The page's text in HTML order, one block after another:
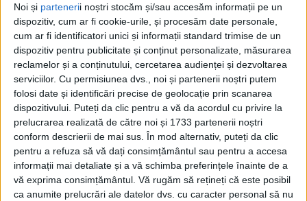
Noi și partenerii noștri stocăm și/sau accesăm informații pe un
dispozitiv, cum ar fi cookie-urile, și procesăm date personale,
cum ar fi identificatori unici și informații standard trimise de un
dispozitiv pentru publicitate și conținut personalizate, măsurarea
reclamelor și a conținutului, cercetarea audienței și dezvoltarea
serviciilor. Cu permisiunea dvs., noi și partenerii noștri putem
folosi date și identificări precise de geolocație prin scanarea
dispozitivului. Puteți da clic pentru a vă da acordul cu privire la
prelucrarea realizată de către noi și 1733 partenerii noștri
conform descrierii de mai sus. În mod alternativ, puteți da clic
pentru a refuza să vă dați consimțământul sau pentru a accesa
informații mai detaliate și a vă schimba preferințele înainte de a
vă exprima consimțământul. Vă rugăm să rețineți că este posibil
ca anumite prelucrări ale datelor dvs. cu caracter personal să nu
spital ca mărime din județul Suceava, primarul
Bogdan Loghin a declarat: ”Avem prime de instalare și
avem apartamente pentru medicii rezidenți. Din
punctul ăsta de vedere stăm extrem de bine și vă
spun că s-au reglat foarte multe problemele. La un
moment dat știți că s-a închis Secția de Psihiatrie. S-
au rezolvat problemele cu directorul ăla actual, s-au
rezolvat aceste probleme din punct de vedere al
personalului medical, iar în din partea noastră, a
Consiliului Local și a Primăriei, în momentul cînd au
fost solicitări nu a existat vreodată vreo problemă ca